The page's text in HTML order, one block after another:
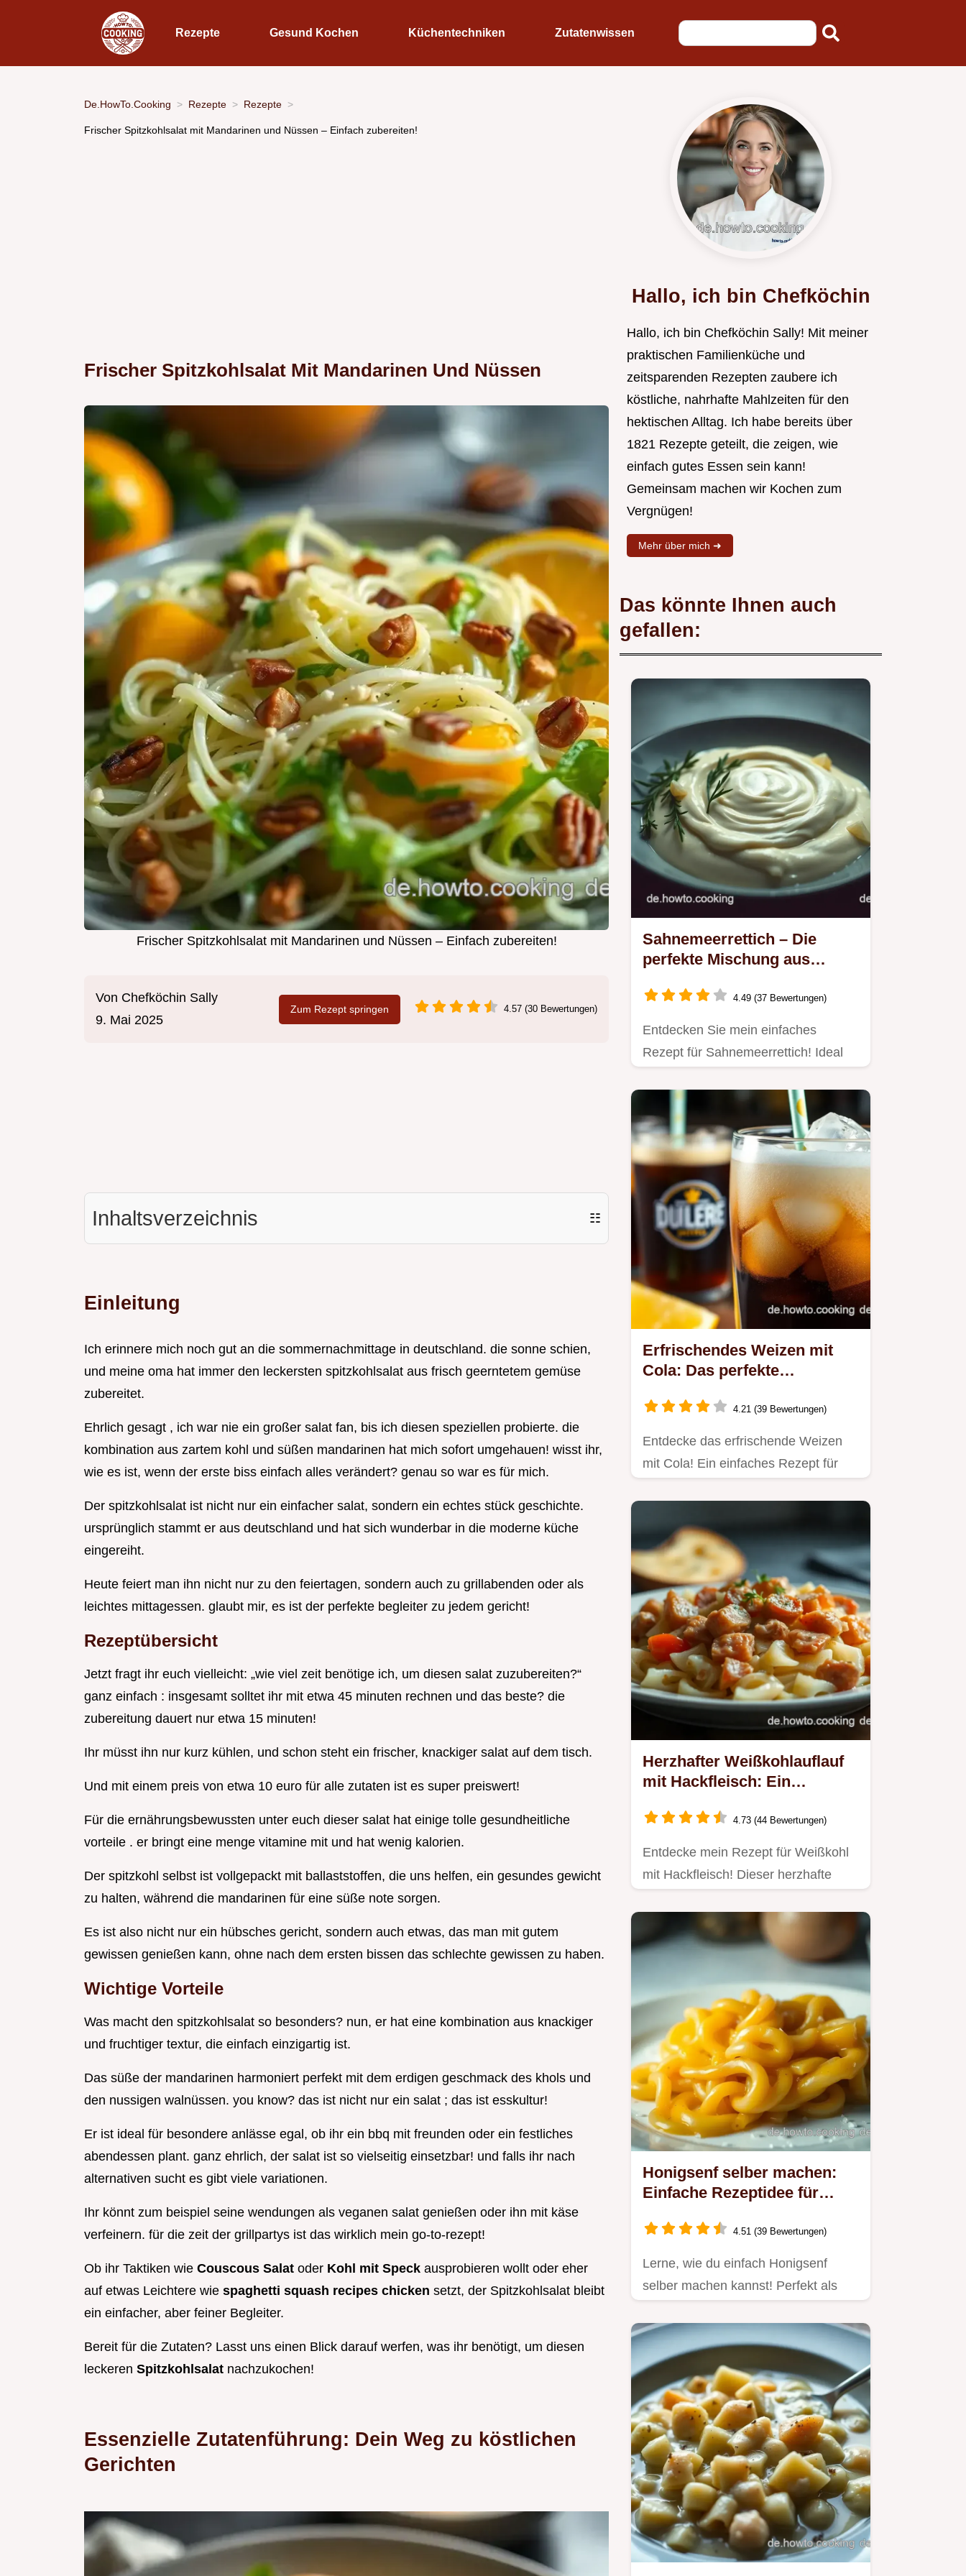
Rezepte Gesund Kochen Küchentechniken Zutatenwissen
De.HowTo.Cooking Rezepte Rezepte
Frischer Spitzkohlsalat mit Mandarinen und Nüssen – Einfach zubereiten!
Frischer Spitzkohlsalat Mit Mandarinen Und Nüssen
Frischer Spitzkohlsalat mit Mandarinen und Nüssen – Einfach zubereiten!
Von Chefköchin Sally
9. Mai 2025
Zum Rezept springen 4.57 (30 Bewertungen)
Inhaltsverzeichnis ☷
Einleitung
Ich erinnere mich noch gut an die sommernachmittage in deutschland. die sonne schien,
und meine oma hat immer den leckersten spitzkohlsalat aus frisch geerntetem gemüse
zubereitet.
Ehrlich gesagt , ich war nie ein großer salat fan, bis ich diesen speziellen probierte. die
kombination aus zartem kohl und süßen mandarinen hat mich sofort umgehauen! wisst ihr,
wie es ist, wenn der erste biss einfach alles verändert? genau so war es für mich.
Der spitzkohlsalat ist nicht nur ein einfacher salat, sondern ein echtes stück geschichte.
ursprünglich stammt er aus deutschland und hat sich wunderbar in die moderne küche
eingereiht.
Heute feiert man ihn nicht nur zu den feiertagen, sondern auch zu grillabenden oder als
leichtes mittagessen. glaubt mir, es ist der perfekte begleiter zu jedem gericht!
Rezeptübersicht
Jetzt fragt ihr euch vielleicht: „wie viel zeit benötige ich, um diesen salat zuzubereiten?“
ganz einfach : insgesamt solltet ihr mit etwa 45 minuten rechnen und das beste? die
zubereitung dauert nur etwa 15 minuten!
Ihr müsst ihn nur kurz kühlen, und schon steht ein frischer, knackiger salat auf dem tisch.
Und mit einem preis von etwa 10 euro für alle zutaten ist es super preiswert!
Für die ernährungsbewussten unter euch dieser salat hat einige tolle gesundheitliche
vorteile . er bringt eine menge vitamine mit und hat wenig kalorien.
Der spitzkohl selbst ist vollgepackt mit ballaststoffen, die uns helfen, ein gesundes gewicht
zu halten, während die mandarinen für eine süße note sorgen.
Es ist also nicht nur ein hübsches gericht, sondern auch etwas, das man mit gutem
gewissen genießen kann, ohne nach dem ersten bissen das schlechte gewissen zu haben.
Wichtige Vorteile
Was macht den spitzkohlsalat so besonders? nun, er hat eine kombination aus knackiger
und fruchtiger textur, die einfach einzigartig ist.
Das süße der mandarinen harmoniert perfekt mit dem erdigen geschmack des khols und
den nussigen walnüssen. you know? das ist nicht nur ein salat ; das ist esskultur!
Er ist ideal für besondere anlässe egal, ob ihr ein bbq mit freunden oder ein festliches
abendessen plant. ganz ehrlich, der salat ist so vielseitig einsetzbar! und falls ihr nach
alternativen sucht es gibt viele variationen.
Ihr könnt zum beispiel seine wendungen als veganen salat genießen oder ihn mit käse
verfeinern. für die zeit der grillpartys ist das wirklich mein go-to-rezept!
Ob ihr Taktiken wie Couscous Salat oder Kohl mit Speck ausprobieren wollt oder eher
auf etwas Leichtere wie spaghetti squash recipes chicken setzt, der Spitzkohlsalat bleibt
ein einfacher, aber feiner Begleiter.
Bereit für die Zutaten? Lasst uns einen Blick darauf werfen, was ihr benötigt, um diesen
leckeren Spitzkohlsalat nachzukochen!
Essenzielle Zutatenführung: Dein Weg zu köstlichen
Gerichten
Hallo, ich bin Chefköchin
Hallo, ich bin Chefköchin Sally! Mit meiner
praktischen Familienküche und
zeitsparenden Rezepten zaubere ich
köstliche, nahrhafte Mahlzeiten für den
hektischen Alltag. Ich habe bereits über
1821 Rezepte geteilt, die zeigen, wie
einfach gutes Essen sein kann!
Gemeinsam machen wir Kochen zum
Vergnügen!
Mehr über mich ➜
Das könnte Ihnen auch
gefallen:
Sahnemeerrettich – Die
perfekte Mischung aus
4.49 (37 Bewertungen)
Entdecken Sie mein einfaches
Rezept für Sahnemeerrettich! Ideal
Erfrischendes Weizen mit
Cola: Das perfekte
4.21 (39 Bewertungen)
Entdecke das erfrischende Weizen
mit Cola! Ein einfaches Rezept für
Herzhafter Weißkohlauflauf
mit Hackfleisch: Ein
4.73 (44 Bewertungen)
Entdecke mein Rezept für Weißkohl
mit Hackfleisch! Dieser herzhafte
Honigsenf selber machen:
Einfache Rezeptidee für
4.51 (39 Bewertungen)
Lerne, wie du einfach Honigsenf
selber machen kannst! Perfekt als